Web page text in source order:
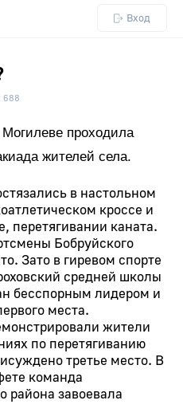
Вход
688
проходила
жителей села.
в настольном
кроссе и
перетягивании каната.
Бобруйского
Зато в гиревом спорте
средней школы
бесспорным лидером и
места.
жители
по перетягиванию
третье место. В
команда
района завоевала